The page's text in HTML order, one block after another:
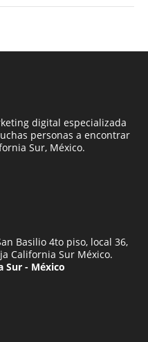
digital especializada
personas a encontrar
Sur, México.
Basilio 4to piso, local 36,
California Sur México.
Sur - México